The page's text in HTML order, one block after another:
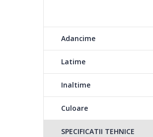
Adancime
Latime
Inaltime
Culoare
SPECIFICATII TEHNICE